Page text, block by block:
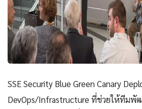
SSE Security Blue Green Canary
DevOps/Infrastructure ที่ช่วยให้ทีมพั